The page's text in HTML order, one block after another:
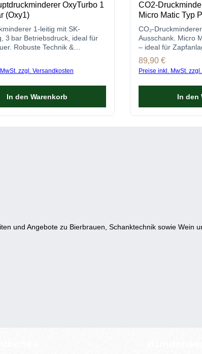
OxyTurbo 1
(Oxy1)
1-leitig mit SK-
3 bar Betriebsdruck, ideal für
Robuste Technik &
Jetzt hier bestellen!
zzgl. Versandkosten
In den Warenkorb
CO2-
Micro Matic Typ
CO₂-
Ausschank. Micro
– ideal für
Profibereich.
Regulärer Preis:
89,90 €
Preise inkl. MwSt.
In den
und Angebote zu Bierbrauen, Schanktechnik sowie Wein